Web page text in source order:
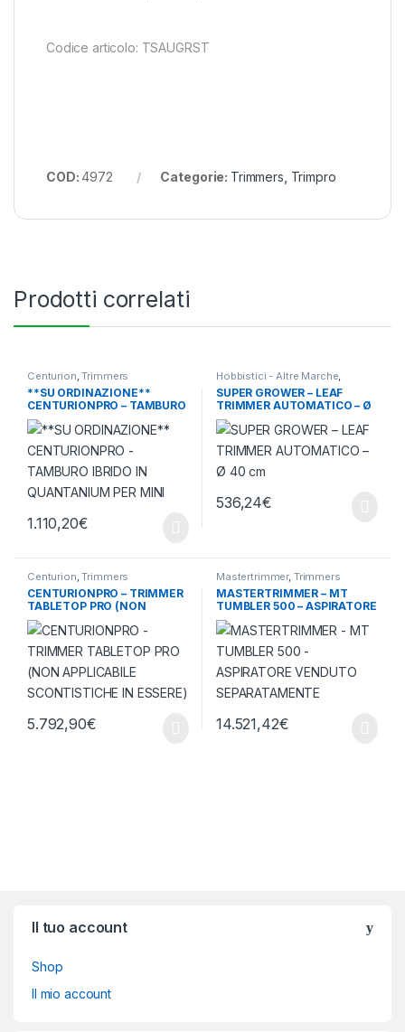
Codice articolo: TSAUGRST
COD:4972 Categorie: Trimmers Trimpro
Prodotti correlati
Centurion,Trimmers
**SU ORDINAZIONE**
CENTURIONPRO – TAMBURO
IBRIDO IN QUANTANIUM PER
MINI
1.110,20€
Hobbistici - Altre Marche,
Trimmers
SUPER GROWER – LEAF
TRIMMER AUTOMATICO – Ø
40 cm
536,24€
Centurion ,Trimmers
CENTURIONPRO – TRIMMER
TABLETOP PRO (NON
APPLICABILE SCONTISTICHE
IN ESSERE)
5.792,90€
Mastertrimmer, Trimmers
MASTERTRIMMER – MT
TUMBLER 500 – ASPIRATORE
VENDUTO SEPARATAMENTE
14.521,42€
Il tuo account
Shop
Il mio account